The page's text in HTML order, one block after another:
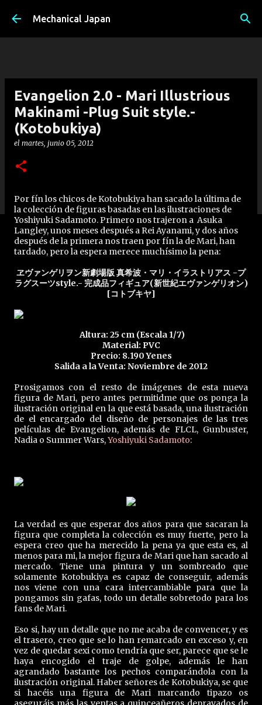
Ir al contenido principal
Mechanical Japan
Evangelion 2.0 - Mari Illustrious
Makinami -Plug Suit style.-
(Kotobukiya)
el martes, junio 05, 2012
Por fín los chicos de Kotobukiya han sacado la última de
la colección de figuras basadas en las ilustraciones de
Yoshiyuki Sadamoto. Primero nos trajeron a Asuka
Langley, unos meses después a Rei Ayanami, y dos años
después de la primera nos traen por fín la de Mari, han
tardado, pero la espera merece muchísimo la pena:
ヱヴァンゲリヲン新劇場版 真希波・マリ・イラストリアス -プ
ラグスーツstyle.- 完成品フィギュア(新世紀エヴァンゲリオン)
[コトブキヤ]
Altura: 25 cm (Escala 1/7)
Material: PVC
Precio: 8.190 Yenes
Salida a la Venta: Noviembre de 2012
Prosigamos con el resto de imágenes de esta nueva
figura de Mari, pero antes permitidme que os ponga la
ilustración original en la que está basada, una ilustración
de el encargado del diseño de personajes de las tres
películas de Evangelion, además de FLCL, Gunbuster,
Nadia o Summer Wars,Yoshiyuki Sadamoto:
La verdad es que esperar dos años para que sacaran la
figura que completa la colección es muy fuerte, pero la
espera creo que ha merecido la pena ya que esta es, al
menos para mi, la mejor figura de Mari que han sacado al
mercado. Tiene una pintura y un sombreado que
solamente Kotobukiya es capaz de conseguir, además
nos viene con una cara intercambiable para que la
pongamos sin gafas, todo un detalle sobretodo para los
fans de Mari.
Eso si, hay un detalle que no me acaba de convencer, y es
el trasero, creo que se lo han remarcado en exceso y, en
vez de quedar sexi como tendría que ser, parece que se le
haya encogido el traje de golpe, además le han
agrandado bastante los pechos comparándola con la
ilustración original. Haber señores de Kotobukiya, se que
si hacéis una figura de Mari marcando tipazo os